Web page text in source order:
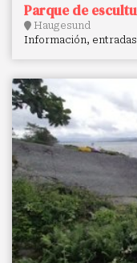
Parque de
Haugesund
Información,